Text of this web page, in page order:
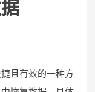
且有效的一种方